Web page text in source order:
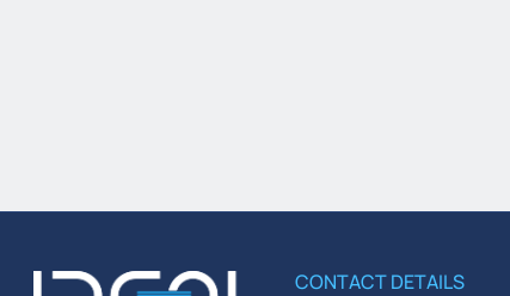
CONTACT DETAILS